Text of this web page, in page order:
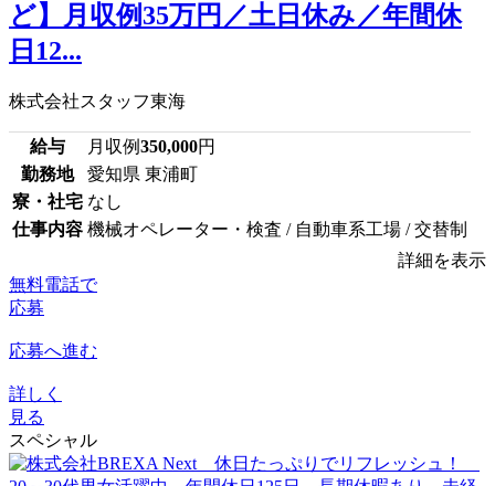
ど】月収例35万円／土日休み／年間休
日12...
株式会社スタッフ東海
給与 月収例350,000円
勤務地
愛知県 東浦町
寮・社宅 なし
仕事内容 機械オペレーター・検査 / 自動車系工場 / 交替制
詳細を表示
無料電話で
応募
応募へ進む
詳しく
見る
スペシャル